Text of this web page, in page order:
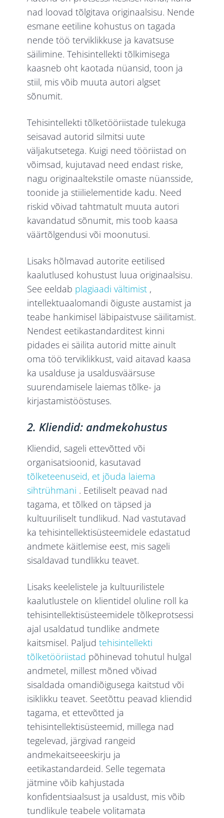
nad loovad tõlgitava originaalsisu. Nende
esmane eetiline kohustus on tagada
nende töö terviklikkuse ja kavatsuse
säilimine. Tehisintellekti tõlkimisega
kaasneb oht kaotada nüansid, toon ja
stiil, mis võib muuta autori algset
sõnumit.
Tehisintellekti tõlketööriistade tulekuga
seisavad autorid silmitsi uute
väljakutsetega. Kuigi need tööriistad on
võimsad, kujutavad need endast riske,
nagu originaaltekstile omaste nüansside,
toonide ja stiilielementide kadu. Need
riskid võivad tahtmatult muuta autori
kavandatud sõnumit, mis toob kaasa
väärtõlgendusi või moonutusi.
Lisaks hõlmavad autorite eetilised
kaalutlused kohustust luua originaalsisu.
See eeldab plagiaadi vältimist ,
intellektuaalomandi õiguste austamist ja
teabe hankimisel läbipaistvuse säilitamist.
Nendest eetikastandarditest kinni
pidades ei säilita autorid mitte ainult
oma töö terviklikkust, vaid aitavad kaasa
ka usalduse ja usaldusväärsuse
suurendamisele laiemas tõlke- ja
kirjastamistööstuses.
2. Kliendid: andmekohustus
Kliendid, sageli ettevõtted või
organisatsioonid, kasutavad
tõlketeenuseid, et jõuda laiema
sihtrühmani . Eetiliselt peavad nad
tagama, et tõlked on täpsed ja
kultuuriliselt tundlikud. Nad vastutavad
ka tehisintellektisüsteemidele edastatud
andmete käitlemise eest, mis sageli
sisaldavad tundlikku teavet.
Lisaks keelelistele ja kultuurilistele
kaalutlustele on klientidel oluline roll ka
tehisintellektisüsteemidele tõlkeprotsessi
ajal usaldatud tundlike andmete
kaitsmisel. Paljudtehisintellekti
tõlketööriistad põhinevad tohutul hulgal
andmetel, millest mõned võivad
sisaldada omandiõigusega kaitstud või
isiklikku teavet. Seetõttu peavad kliendid
tagama, et ettevõtted ja
tehisintellektisüsteemid, millega nad
tegelevad, järgivad rangeid
andmekaitseeeskirju ja
eetikastandardeid. Selle tegemata
jätmine võib kahjustada
konfidentsiaalsust ja usaldust, mis võib
tundlikule teabele volitamata